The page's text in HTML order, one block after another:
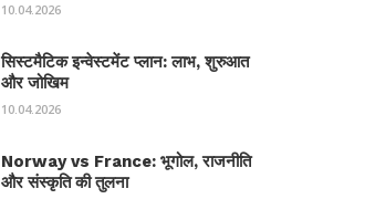
10.04.2026
सिस्टमैटिक इन्वेस्टमेंट प्लान: लाभ, शुरुआत
और जोखिम
10.04.2026
Norway vs France: भूगोल, राजनीति
और संस्कृति की तुलना